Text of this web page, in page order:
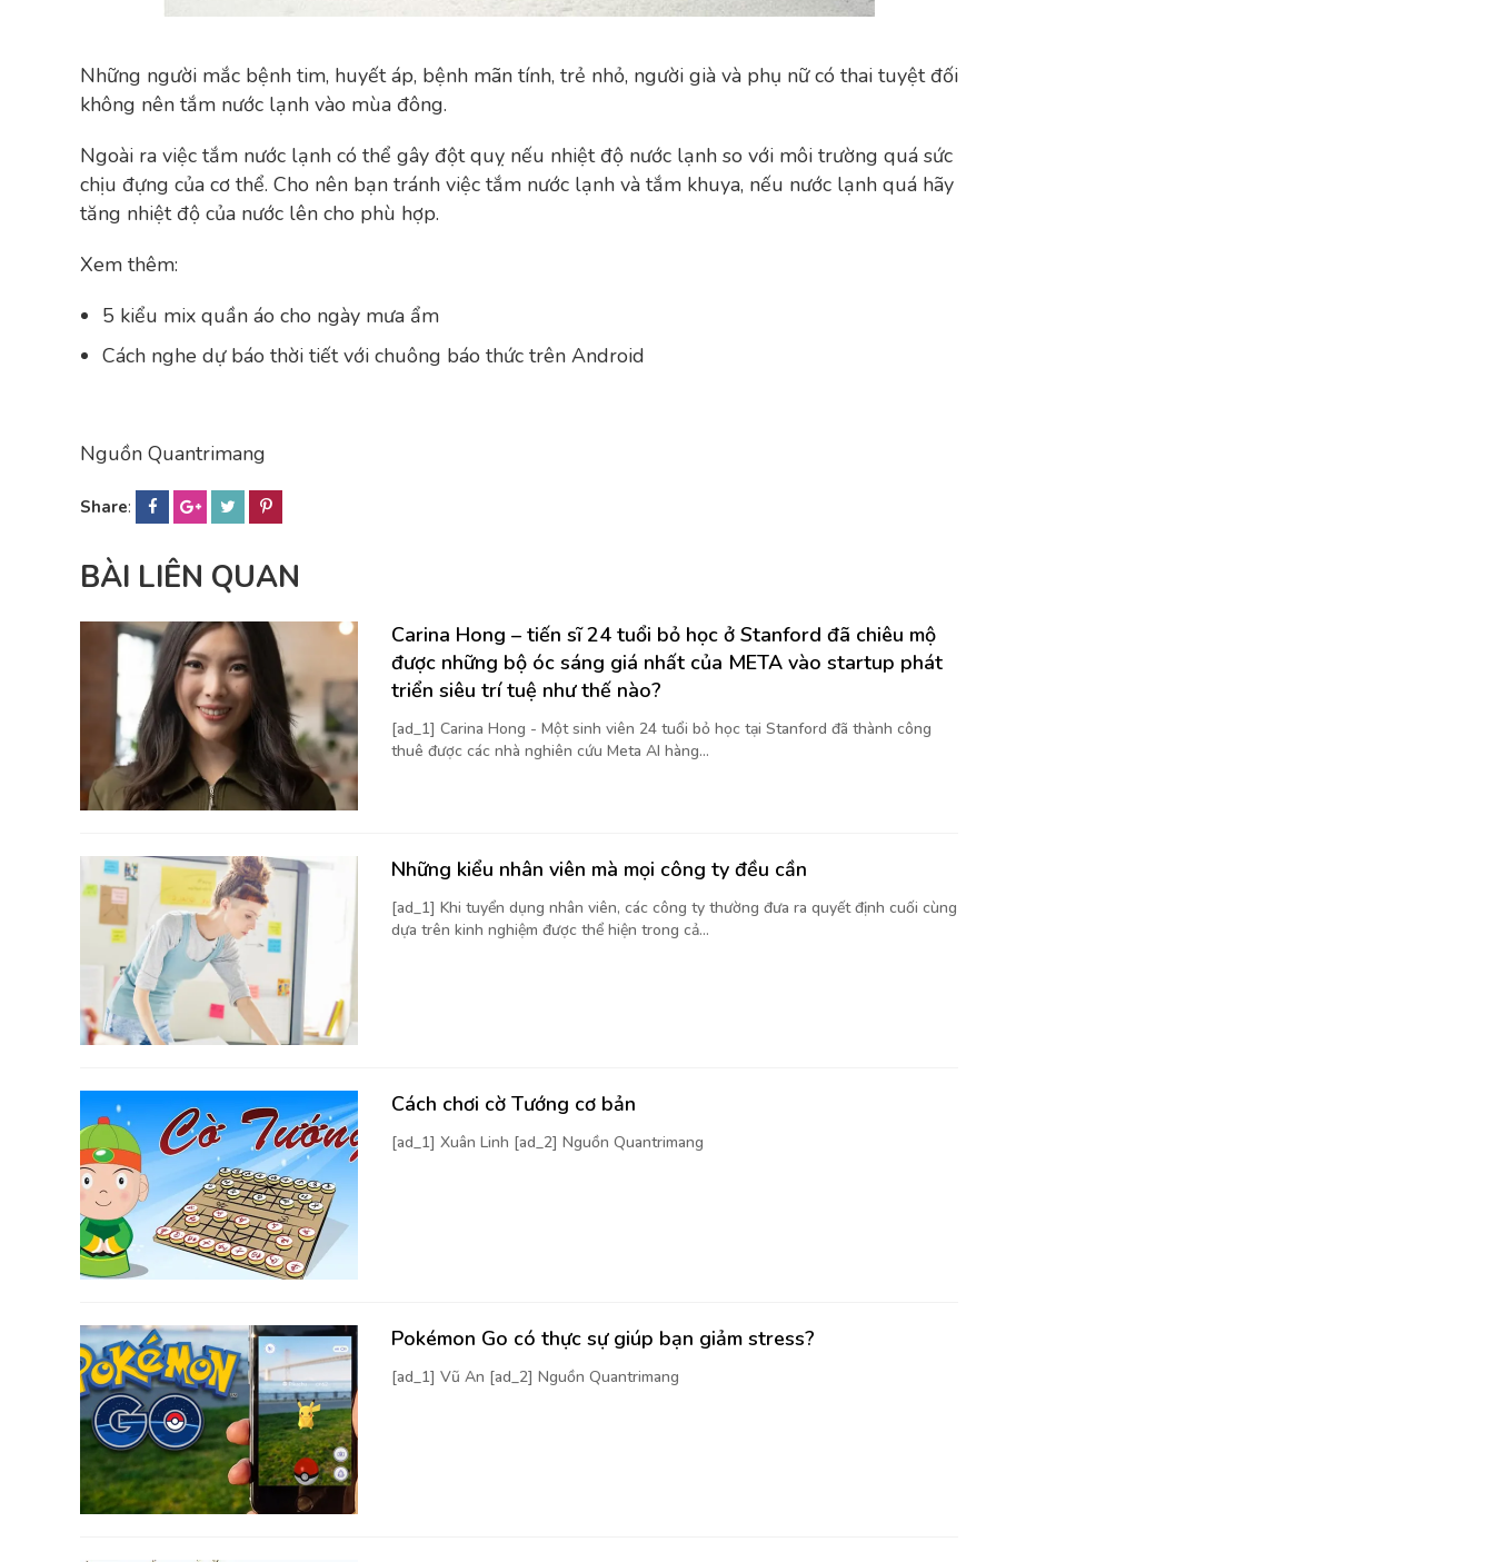
Những người mắc bệnh tim, huyết áp, bệnh mãn tính, trẻ nhỏ, người già và phụ nữ có thai tuyệt đối
không nên tắm nước lạnh vào mùa đông.
Ngoài ra việc tắm nước lạnh có thể gây đột quỵ nếu nhiệt độ nước lạnh so với môi trường quá sức
chịu đựng của cơ thể. Cho nên bạn tránh việc tắm nước lạnh và tắm khuya, nếu nước lạnh quá hãy
tăng nhiệt độ của nước lên cho phù hợp.
Xem thêm:
5 kiểu mix quần áo cho ngày mưa ẩm
Cách nghe dự báo thời tiết với chuông báo thức trên Android
Nguồn Quantrimang
Share:
BÀI LIÊN QUAN
Carina Hong – tiến sĩ 24 tuổi bỏ học ở Stanford đã chiêu mộ
được những bộ óc sáng giá nhất của META vào startup phát
triển siêu trí tuệ như thế nào?
[ad_1] Carina Hong - Một sinh viên 24 tuổi bỏ học tại Stanford đã thành công
thuê được các nhà nghiên cứu Meta AI hàng...
Những kiểu nhân viên mà mọi công ty đều cần
[ad_1] Khi tuyển dụng nhân viên, các công ty thường đưa ra quyết định cuối cùng
dựa trên kinh nghiệm được thể hiện trong cả...
Cách chơi cờ Tướng cơ bản
[ad_1] Xuân Linh [ad_2] Nguồn Quantrimang
Pokémon Go có thực sự giúp bạn giảm stress?
[ad_1] Vũ An [ad_2] Nguồn Quantrimang